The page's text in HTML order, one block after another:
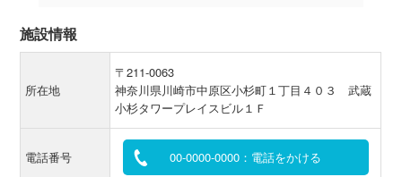
施設情報
所在地
〒211-0063
神奈川県川崎市中原区小杉町１丁目４０３ 武蔵
小杉タワープレイスビル１Ｆ
電話番号 00-0000-0000：電話をかける